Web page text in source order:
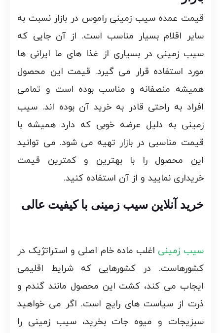
قیمت عمده سیب زمینی راموس در بازار نسبت به
سایر اقلام بسیار مناسب است. از آن جایی که
سیب زمینی در بسیاری از غذا های ما ایرانی ها
مورد استفاده قرار می گیرد. قیمت این محصول
همیشه منصفانه و مناسب بوده است و تمامی
افراد به راحتی قادر به خرید آن بوده اند. سیب
زمینی به دلیل عرضه خوبی که دارد همیشه با
قیمت مناسبی در بازار تهیه می شود. می توانید
این محصول را با بهترین و کمترین قیمت
خریداری نمایید و از آن استفاده کنید.
خرید آنلاین سیب زمینی با کیفیت عالی
سیب زمینی اغلب ماده خام اصلی و استراتژیک در
کشورهاست. در کشورهایی که شرایط اقلیمی
ایجاب می کند، کشت این محصول مانند گندم و
ذرت از سیاست های رایج است. اگر می خواهید
سبزیجات و میوه جات بخرید، سیب زمینی را